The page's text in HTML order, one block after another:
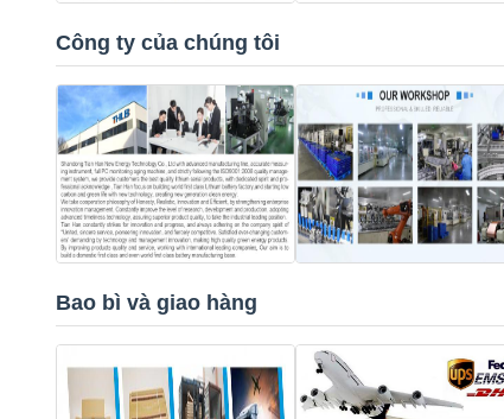
Công ty của chúng tôi
Bao bì và giao hàng